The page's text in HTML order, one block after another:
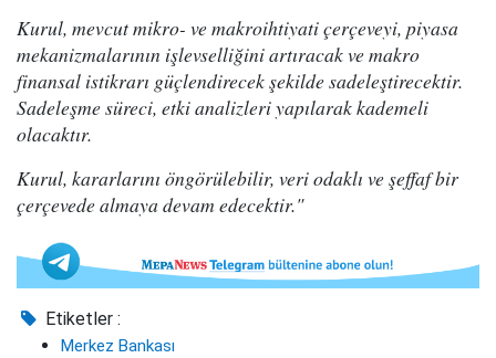
Kurul, mevcut mikro- ve makroihtiyati çerçeveyi, piyasa
mekanizmalarının işlevselliğini artıracak ve makro
finansal istikrarı güçlendirecek şekilde sadeleştirecektir.
Sadeleşme süreci, etki analizleri yapılarak kademeli
olacaktır.
Kurul, kararlarını öngörülebilir, veri odaklı ve şeffaf bir
çerçevede almaya devam edecektir."
Etiketler :
Merkez Bankası